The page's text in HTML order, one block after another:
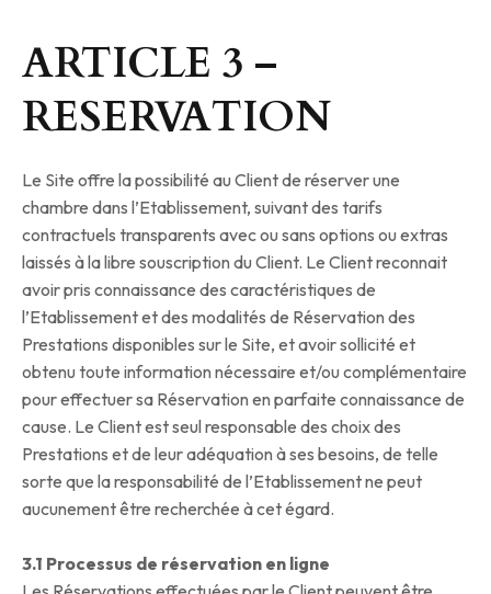
ARTICLE 3 –
RESERVATION
Le Site offre la possibilité au Client de réserver une
chambre dans l’Etablissement, suivant des tarifs
contractuels transparents avec ou sans options ou extras
laissés à la libre souscription du Client. Le Client reconnait
avoir pris connaissance des caractéristiques de
l’Etablissement et des modalités de Réservation des
Prestations disponibles sur le Site, et avoir sollicité et
obtenu toute information nécessaire et/ou complémentaire
pour effectuer sa Réservation en parfaite connaissance de
cause. Le Client est seul responsable des choix des
Prestations et de leur adéquation à ses besoins, de telle
sorte que la responsabilité de l’Etablissement ne peut
aucunement être recherchée à cet égard.
3.1 Processus de réservation en ligne